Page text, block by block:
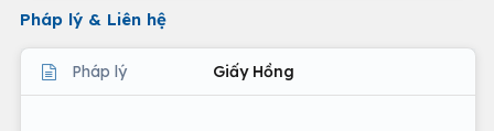
Pháp lý & Liên hệ
Pháp lý Giấy Hồng